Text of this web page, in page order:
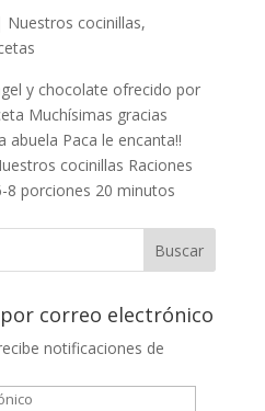
Nuestros cocinillas,
y chocolate ofrecido por
Muchísimas gracias
abuela Paca le encanta!!
cocinillas Raciones
8 porciones 20 minutos
correo electrónico
notificaciones de